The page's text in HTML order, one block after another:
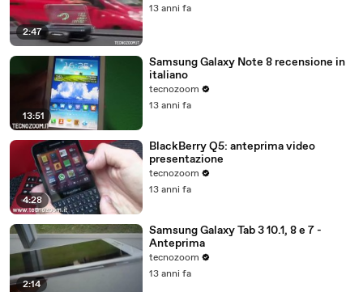
2:47
13 anni fa
13:51
Samsung Galaxy Note 8 recensione in
italiano
tecnozoom
13 anni fa
4:28
BlackBerry Q5: anteprima video
presentazione
tecnozoom
13 anni fa
2:14
Samsung Galaxy Tab 3 10.1, 8 e 7 -
Anteprima
tecnozoom
13 anni fa